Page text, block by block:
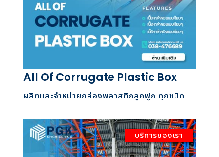
All Of Corrugate Plastic Box
ผลิตและจำหน่ายกล่องพลาสติกลูกฟูก ทุกชนิด
บริการของเรา